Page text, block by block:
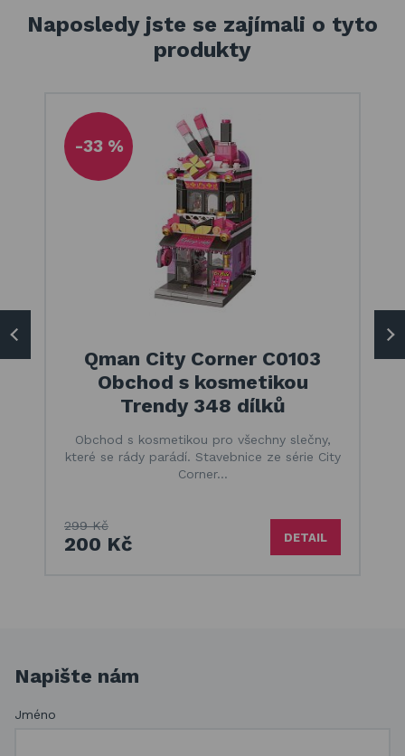
Naposledy jste se zajímali o tyto
produkty
-33 %
Qman City Corner C0103
Obchod s kosmetikou
Trendy 348 dílků
Obchod s kosmetikou pro všechny slečny,
které se rády parádí. Stavebnice ze série City
Corner…
299 Kč
200 Kč DETAIL
Napište nám
Jméno